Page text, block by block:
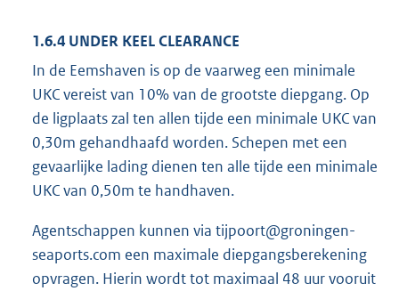
1.6.4 UNDER KEEL CLEARANCE
In de Eemshaven is op de vaarweg een minimale
UKC vereist van 10% van de grootste diepgang. Op
de ligplaats zal ten allen tijde een minimale UKC van
0,30m gehandhaafd worden. Schepen met een
gevaarlijke lading dienen ten alle tijde een minimale
UKC van 0,50m te handhaven.
Agentschappen kunnen via tijpoort@groningen-
seaports.com een maximale diepgangsberekening
opvragen. Hierin wordt tot maximaal 48 uur vooruit